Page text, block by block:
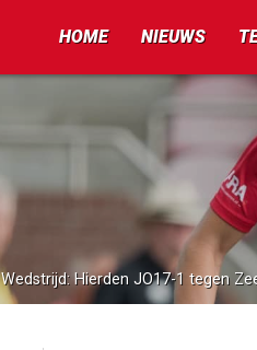
HOME NIEUWS
Wedstrijd: Hierden JO17-1 tegen